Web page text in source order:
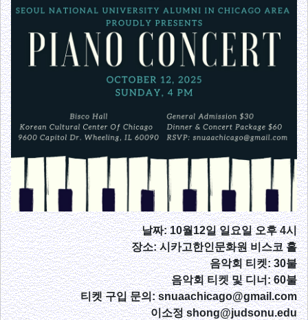
날짜: 10월12일 일요일 오후 4시
장소: 시카고한인문화원 비스코 홀
음악회 티켓: 30불
음악회 티켓 및 디너: 60불
티켓 구입 문의: snuaachicago@gmail.com
이소정 shong@judsonu.edu